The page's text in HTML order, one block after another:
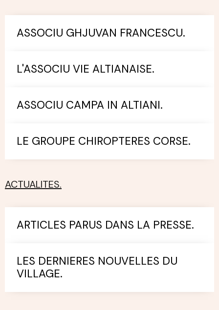
ASSOCIU GHJUVAN FRANCESCU.
L'ASSOCIU VIE ALTIANAISE.
ASSOCIU CAMPA IN ALTIANI.
LE GROUPE CHIROPTERES CORSE.
ACTUALITES.
ARTICLES PARUS DANS LA PRESSE.
LES DERNIERES NOUVELLES DU
VILLAGE.